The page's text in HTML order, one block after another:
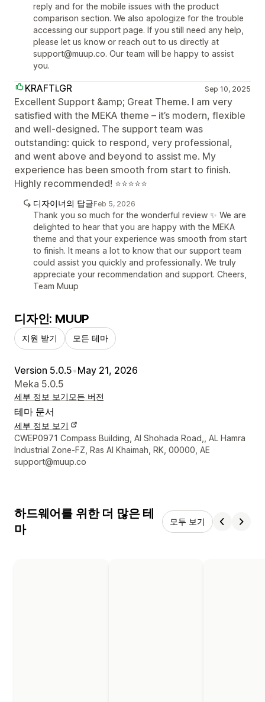
reply and for the mobile issues with the product
comparison section. We also apologize for the trouble
accessing our support page. If you still need any help,
please let us know or reach out to us directly at
support@muup.co. Our team will be happy to assist
you.
KRAFTi.GR Sep 10, 2025
Excellent Support &amp; Great Theme. I am very
satisfied with the MEKA theme – it’s modern, flexible
and well-designed. The support team was
outstanding: quick to respond, very professional,
and went above and beyond to assist me. My
experience has been smooth from start to finish.
Highly recommended! ⭐⭐⭐⭐⭐
디자이너의 답글Feb 5, 2026
Thank you so much for the wonderful review ✨ We are
delighted to hear that you are happy with the MEKA
theme and that your experience was smooth from start
to finish. It means a lot to know that our support team
could assist you quickly and professionally. We truly
appreciate your recommendation and support. Cheers,
Team Muup
디자인: MUUP
지원 받기 모든 테마
Version 5.0.5•May 21, 2026
Meka 5.0.5
세부 정보 보기 모든 버전
테마 문서
세부 정보 보기
디자이너 연락처 세부 정보
CWEP0971 Compass Building, Al Shohada Road,, AL Hamra
Industrial Zone-FZ, Ras Al Khaimah, RK, 00000, AE
support@muup.co
하드웨어를 위한 더 많은 테
마
모두 보기